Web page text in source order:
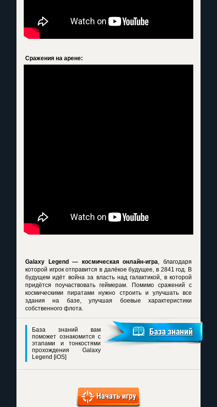
Сражения на арене:
Galaxy Legend — космическая онлайн-игра, благодаря
которой игрок отправится в далёкое будущее, в 2841 год. В
будущем идёт война за власть над галактикой, в которой
придётся поучаствовать геймерам. Помимо сражений с
космическими пиратами нужно строить и улучшать все
здания на базе, улучшая боевые характеристики
собственного флота.
База знаний вам
поможет ознакомится с
этапами и тонкостями
прохождения Galaxy
Legend [iOS]
База знаний
Начать игру